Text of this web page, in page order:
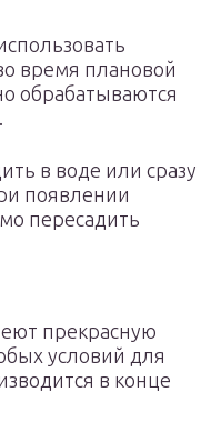
время плановой
обрабатываются
в воде или сразу
появлении
пересадить
прекрасную
условий для
в конце